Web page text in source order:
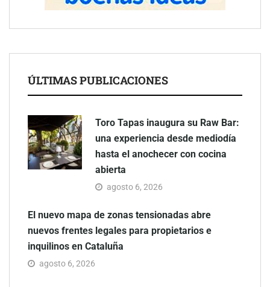
ÚLTIMAS PUBLICACIONES
Toro Tapas inaugura su Raw Bar:
una experiencia desde mediodía
hasta el anochecer con cocina
abierta
agosto 6, 2026
El nuevo mapa de zonas tensionadas abre
nuevos frentes legales para propietarios e
inquilinos en Cataluña
agosto 6, 2026